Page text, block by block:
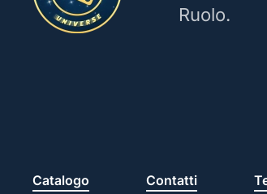
Ruolo.
Catalogo Contatti